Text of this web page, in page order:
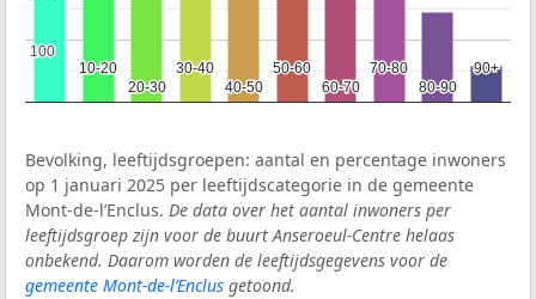
10-20
10-20
20-30
20-30
30-40
30-40
40-50
40-50
50-60
50-60
60-70
60-70
70-80
70-80
80-90
80-90
90+
90+
100
100
Bevolking, leeftijdsgroepen: aantal en percentage inwoners
op 1 januari 2025 per leeftijdscategorie in de gemeente
Mont-de-l’Enclus. De data over het aantal inwoners per
leeftijdsgroep zijn voor de buurt Anseroeul-Centre helaas
onbekend. Daarom worden de leeftijdsgegevens voor de
gemeente Mont-de-l’Enclus getoond.